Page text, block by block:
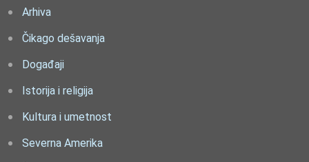
Arhiva
Čikago dešavanja
Događaji
Istorija i religija
Kultura i umetnost
Severna Amerika